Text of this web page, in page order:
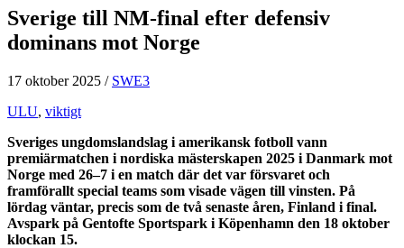
Sverige till NM-final efter defensiv
dominans mot Norge
17 oktober 2025 / SWE3
ULU, viktigt
Sveriges ungdomslandslag i amerikansk fotboll vann
premiärmatchen i nordiska mästerskapen 2025 i Danmark mot
Norge med 26–7 i en match där det var försvaret och
framförallt special teams som visade vägen till vinsten. På
lördag väntar, precis som de två senaste åren, Finland i final.
Avspark på Gentofte Sportspark i Köpenhamn den 18 oktober
klockan 15.